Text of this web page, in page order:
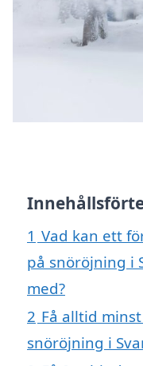
1 Vad kan ett
på snöröjning i
med?
2 Få alltid
snöröjning i